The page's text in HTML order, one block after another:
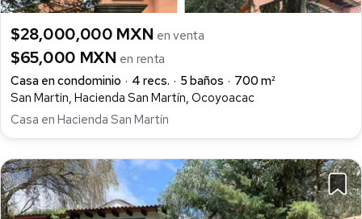
$28,000,000 MXN en venta
$65,000 MXN en renta
Casa en condominio
4 recs. 5 baños
700 m²
San Martin, Hacienda San Martín, Ocoyoacac
Casa en Hacienda San Martín